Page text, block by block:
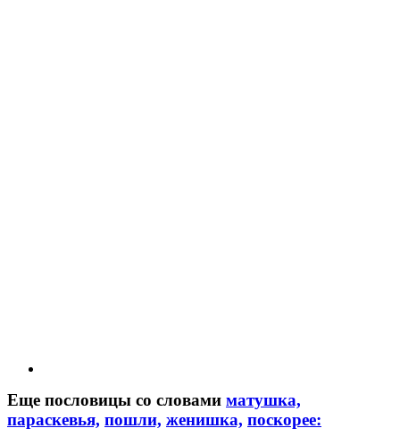
Еще пословицы со словами матушка,
параскевья, пошли, женишка, поскорее: